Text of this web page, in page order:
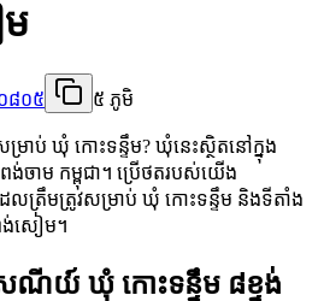
៨០៥ ៥ ភូមិ
ប់ ឃុំ កោះទន្ទឹម? ឃុំនេះស្ថិតនៅក្នុង
ង់ចាម កម្ពុជា។ ប្រើថតរបស់យើង
ត្រឹមត្រូវសម្រាប់ ឃុំ កោះទន្ទឹម និងទីតាំង
ង់សៀម។
យ៍ ឃុំ កោះទន្ទឹម ៨ខ្ទង់